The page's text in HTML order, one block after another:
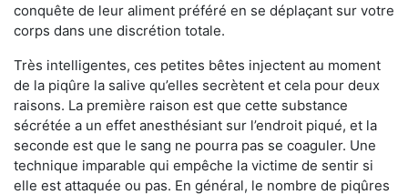
conquête de leur aliment préféré en se déplaçant sur votre
corps dans une discrétion totale.
Très intelligentes, ces petites bêtes injectent au moment
de la piqûre la salive qu’elles secrètent et cela pour deux
raisons. La première raison est que cette substance
sécrétée a un effet anesthésiant sur l’endroit piqué, et la
seconde est que le sang ne pourra pas se coaguler. Une
technique imparable qui empêche la victime de sentir si
elle est attaquée ou pas. En général, le nombre de piqûres